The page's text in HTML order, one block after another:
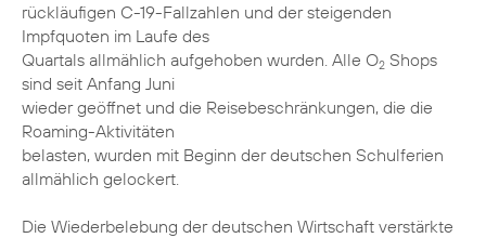
rückläufigen C-19-Fallzahlen und der steigenden
Impfquoten im Laufe des
Quartals allmählich aufgehoben wurden. Alle O2 Shops
sind seit Anfang Juni
wieder geöffnet und die Reisebeschränkungen, die die
Roaming-Aktivitäten
belasten, wurden mit Beginn der deutschen Schulferien
allmählich gelockert.
Die Wiederbelebung der deutschen Wirtschaft verstärkte